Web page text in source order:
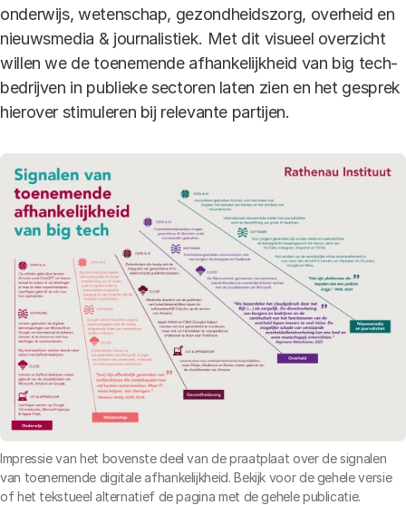
onderwijs, wetenschap, gezondheidszorg, overheid en
nieuwsmedia & journalistiek. Met dit visueel overzicht
willen we de toenemende afhankelijkheid van big tech-
bedrijven in publieke sectoren laten zien en het gesprek
hierover stimuleren bij relevante partijen.
Impressie van het bovenste deel van de praatplaat over de signalen
van toenemende digitale afhankelijkheid. Bekijk voor de gehele versie
of het tekstueel alternatief de pagina met de gehele publicatie.